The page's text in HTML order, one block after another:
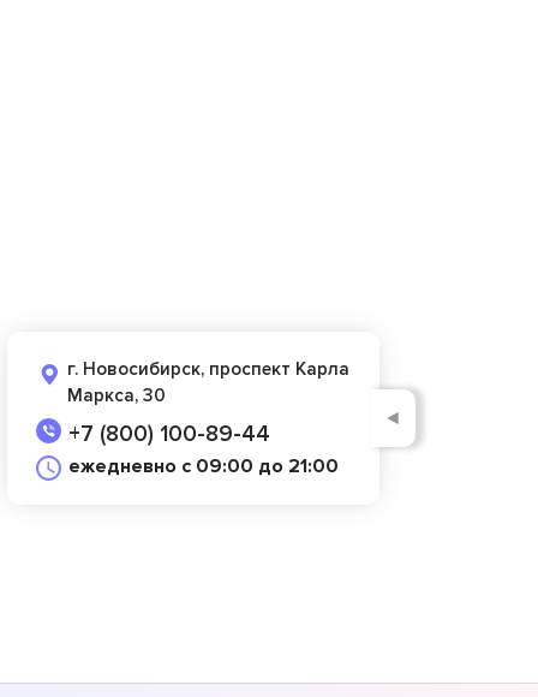
г. Новосибирск, проспект Карла
Маркса, 30
+7 (800) 100-89-44
ежедневно с 09:00 до 21:00
◄